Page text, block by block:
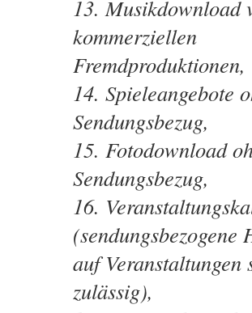
Musikdownload
kommerziellen
Fremdproduktionen,
Spieleangebote
Sendungsbezug,
Fotodownload
Sendungsbezug,
(sendungsbezogene
auf Veranstaltungen
zulässig),